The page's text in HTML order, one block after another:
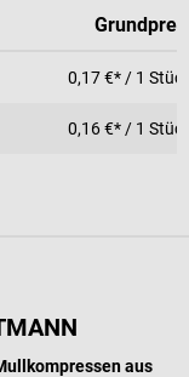
0,17 €* / 1
0,16 €* / 1
aus